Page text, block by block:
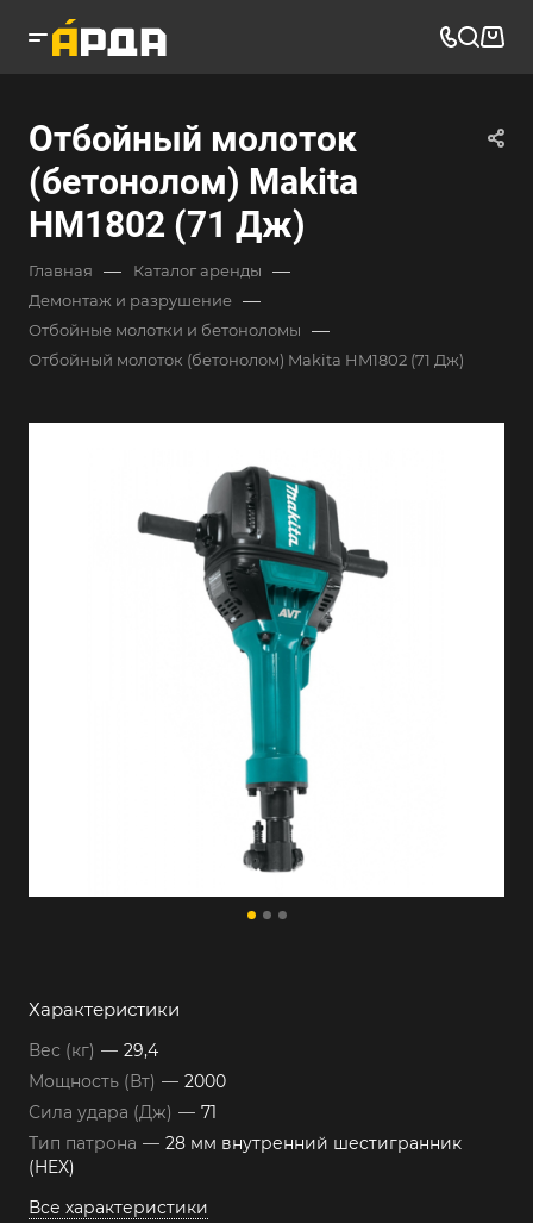
Отбойный молоток
(бетонолом) Makita
HM1802 (71 Дж)
Главная — Каталог аренды —
Демонтаж и разрушение —
Отбойные молотки и бетоноломы —
Отбойный молоток (бетонолом) Makita HM1802 (71 Дж)
Характеристики
Вес (кг) — 29,4
Мощность (Вт) — 2000
Сила удара (Дж) — 71
Тип патрона — 28 мм внутренний шестигранник
(HEX)
Все характеристики